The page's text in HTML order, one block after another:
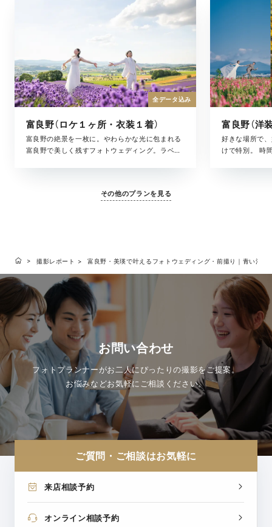
富良野（ロケ１ヶ所・衣装１着）
富良野の絶景を一枚に。やわらかな光に包まれる
富良野で美しく残すフォトウェディング。ラベン
安心してお選びいただける、ベーシックなプラン
全データ込み
好きな場所で
けで特別。 時
その他のプランを見る
撮影レポート 富良野・美瑛で叶えるフォトウェディング・前撮り｜青い池
お問い合わせ
フォトプランナーがお二人にぴったりの撮影をご提案。
お悩みなどお気軽にご相談ください。
ご質問・ご相談はお気軽に
来店相談予約
オンライン相談予約